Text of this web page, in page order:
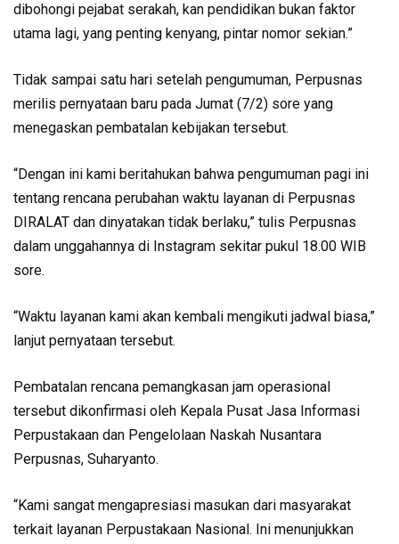
dibohongi pejabat serakah, kan pendidikan bukan faktor
utama lagi, yang penting kenyang, pintar nomor sekian.”
Tidak sampai satu hari setelah pengumuman, Perpusnas
merilis pernyataan baru pada Jumat (7/2) sore yang
menegaskan pembatalan kebijakan tersebut.
“Dengan ini kami beritahukan bahwa pengumuman pagi ini
tentang rencana perubahan waktu layanan di Perpusnas
DIRALAT dan dinyatakan tidak berlaku,” tulis Perpusnas
dalam unggahannya di Instagram sekitar pukul 18.00 WIB
sore.
“Waktu layanan kami akan kembali mengikuti jadwal biasa,”
lanjut pernyataan tersebut.
Pembatalan rencana pemangkasan jam operasional
tersebut dikonfirmasi oleh Kepala Pusat Jasa Informasi
Perpustakaan dan Pengelolaan Naskah Nusantara
Perpusnas, Suharyanto.
“Kami sangat mengapresiasi masukan dari masyarakat
terkait layanan Perpustakaan Nasional. Ini menunjukkan